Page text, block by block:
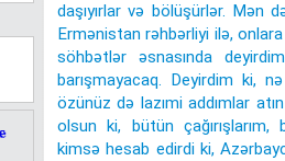
daşıyırlar və bölüşürlər. Mən
Ermənistan rəhbərliyi ilə,
söhbətlər əsnasında
barışmayacaq. Deyirdim ki,
özünüz də lazımi addımlar
olsun ki, bütün çağırışlarım,
kimsə hesab edirdi ki,